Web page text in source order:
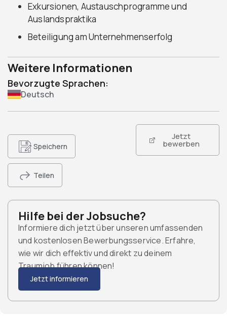
Exkursionen, Austauschprogramme und
Auslandspraktika
Beteiligung am Unternehmenserfolg
Weitere Informationen
Bevorzugte Sprachen:
Deutsch
Speichern
Teilen
Jetzt
bewerben
Hilfe bei der Jobsuche?
Informiere dich jetzt über unseren umfassenden
und kostenlosen Bewerbungsservice. Erfahre,
wie wir dich effektiv und direkt zu deinem
Traumjob führen können!
Jetzt informieren